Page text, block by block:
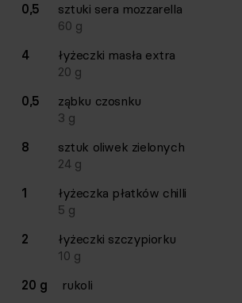
0,5
sztuki sera mozzarella
60 g
4
łyżeczki masła extra
20 g
0,5
ząbku czosnku
3 g
8
sztuk oliwek zielonych
24g
1
łyżeczka płatków chilli
5 g
2
łyżeczki szczypiorku
10 g
20 g
rukoli